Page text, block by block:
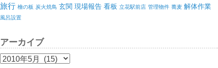
旅行 檜の板 炭火焼鳥 玄関 現場報告 看板 立花駅前店 管理物件 蕎麦 解体作業
風呂設置
アーカイブ
ア